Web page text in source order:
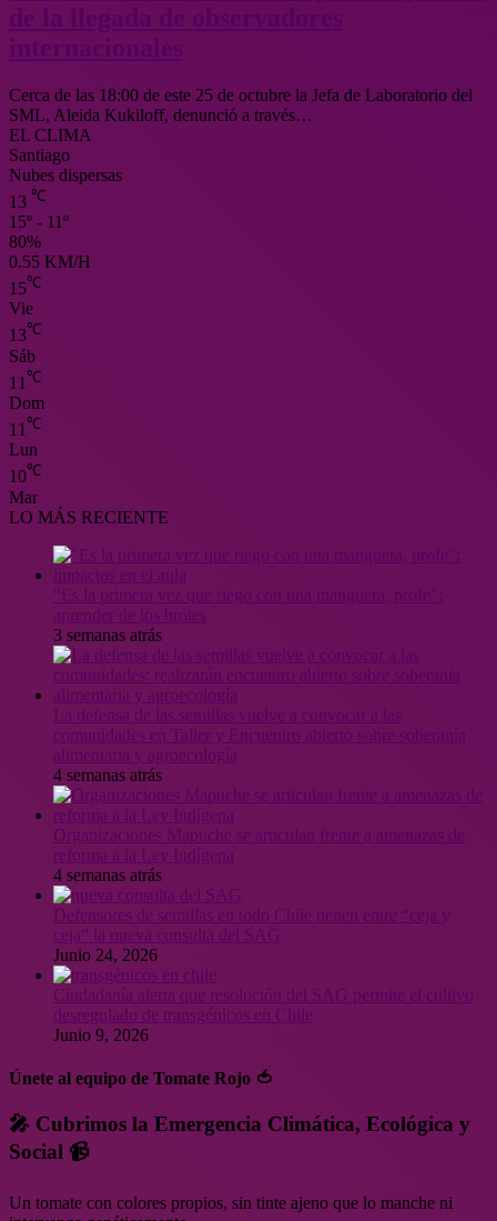
Cerca de las 18:00 de este 25 de octubre la Jefa de Laboratorio del
SML, Aleida Kukiloff, denunció a través…
EL CLIMA
Santiago
Nubes dispersas
13 ℃
15º - 11º
80%
0.55 KM/H
15℃
Vie
13℃
Sáb
11 ℃
Dom
11 ℃
Lun
10℃
Mar
LO MÁS RECIENTE
3 semanas atrás
4 semanas atrás
Organizaciones Mapuche se articulan frente a amenazas de
4 semanas atrás
ceja” la nueva consulta del SAG
Junio 24, 2026
Ciudadanía alerta que resolución del SAG permite el cultivo
desregulado de transgénicos en Chile
Junio 9, 2026
Únete al equipo de Tomate Rojo 🍅
🎤 Cubrimos la Emergencia Climática, Ecológica y
Social 📹
Un tomate con colores propios, sin tinte ajeno que lo manche ni